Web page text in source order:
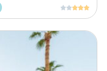




